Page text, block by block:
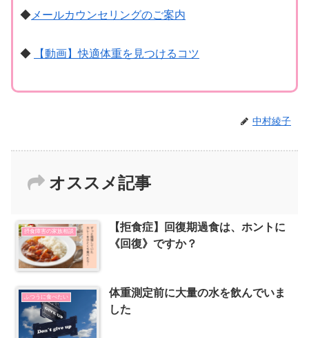
◆ メールカウンセリングのご案内
◆ 【動画】快適体重を見つけるコツ
中村綾子
オススメ記事
摂食障害の家族相談
【拒食症】回復期過食は、ホントに
《回復》ですか？
ふつうに食べたい
体重測定前に大量の水を飲んでいま
した